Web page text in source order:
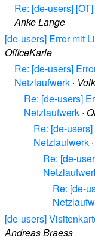
Re: [de-users]
Anke Lange
[de-users] Error mit
OfficeKarle
Re: [de-users]
Netzlaufwerk ·
Re: [de-users]
Netzlaufwerk ·
Re: [de-
Netzlaufwerk ·
Re: [de-
Re: [de-
[de-users]
Andreas Braess